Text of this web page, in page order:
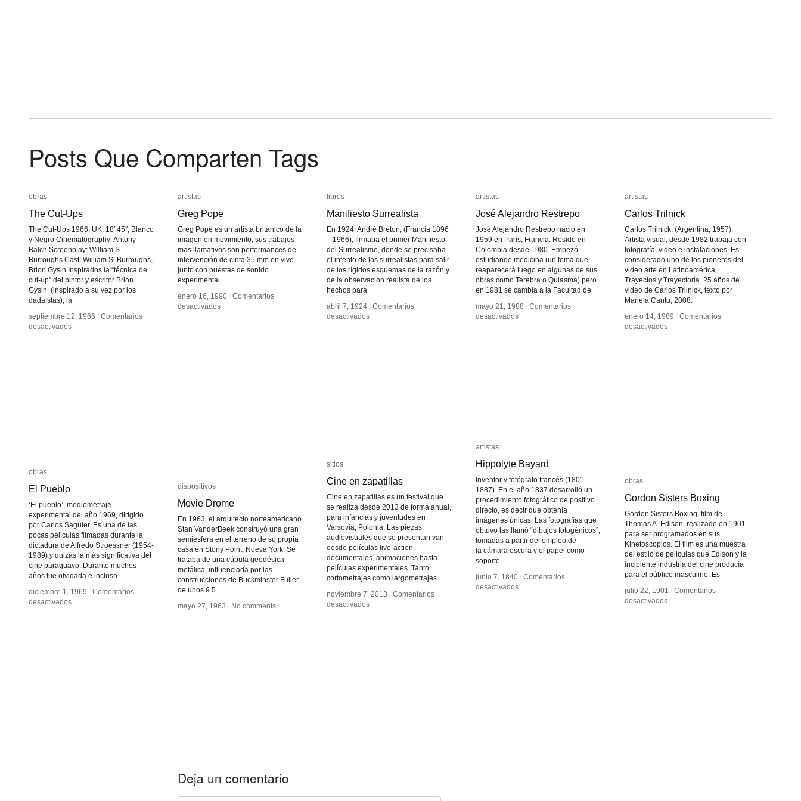
Posts Que Comparten Tags
obras
The Cut-Ups
The Cut-Ups 1966, UK, 18′ 45″, Blanco
y Negro Cinematography: Antony
Balch Screenplay: William S.
Burroughs Cast: William S. Burroughs,
Brion Gysin Inspirados la “técnica de
cut-up” del pintor y escritor Brion
Gysin (inspirado a su vez por los
dadaístas), la
septiembre 12, 1966 / Comentarios
desactivadosen
obras
The Cut-Ups
septiembre 12, 1966 / Comentarios
desactivadosen
artistas
Greg Pope
Greg Pope es un artista británico de la
imagen en movimiento, sus trabajos
mas llamativos son performances de
intervención de cinta 35 mm en vivo
junto con puestas de sonido
experimental.
enero 16, 1990 / Comentarios
desactivadosen
artistas
Greg Pope
enero 16, 1990 / Comentarios
desactivadosen
libros
Manifiesto Surrealista
En 1924, André Breton, (Francia 1896
– 1966), firmaba el primer Manifiesto
del Surrealismo, donde se precisaba
el intento de los surrealistas para salir
de los rígidos esquemas de la razón y
de la observación realista de los
hechos para
abril 7, 1924 / Comentarios
desactivadosen
libros
Manifiesto Surrealista
abril 7, 1924 / Comentarios
desactivadosen
artistas
José Alejandro Restrepo
José Alejandro Restrepo nació en
1959 en París, Francia. Reside en
Colombia desde 1980. Empezó
estudiando medicina (un tema que
reaparecerá luego en algunas de sus
obras como Terebra o Quiasma) pero
en 1981 se cambia a la Facultad de
mayo 21, 1988 / Comentarios
desactivadosen
artistas
José Alejandro Restrepo
mayo 21, 1988 / Comentarios
desactivadosen
artistas
Carlos Trilnick
Carlos Trilnick, (Argentina, 1957).
Artista visual, desde 1982 trabaja con
fotografía, video e instalaciones. Es
considerado uno de los pioneros del
video arte en Latinoamérica.
Trayectos y Trayectoria. 25 años de
video de Carlos Trilnick, texto por
Mariela Cantu, 2008:
enero 14, 1989 / Comentarios
desactivadosen
artistas
Carlos Trilnick
enero 14, 1989 / Comentarios
desactivadosen
artistas
Hippolyte Bayard
Inventor y fotógrafo francés (1801-
1887). En el año 1837 desarrolló un
procedimiento fotográfico de positivo
directo, es decir que obtenía
imágenes únicas. Las fotografías que
obtuvo las llamó “dibujos fotogénicos”,
tomadas a partir del empleo de
la cámara oscura y el papel como
soporte.
junio 7, 1840 / Comentarios
desactivadosen
artistas
Hippolyte Bayard
junio 7, 1840 / Comentarios
desactivadosen
sitios
Cine en zapatillas
Cine en zapatillas es un festival que
se realiza desde 2013 de forma anual,
para infancias y juventudes en
Varsovia, Polonia. Las piezas
audiovisuales que se presentan van
desde películas live-action,
documentales, animaciones hasta
películas experimentales. Tanto
cortometrajes como largometrajes.
noviembre 7, 2013 / Comentarios
desactivadosen
sitios
Cine en zapatillas
noviembre 7, 2013 / Comentarios
desactivadosen
obras
El Pueblo
‘El pueblo’, mediometraje
experimental del año 1969, dirigido
por Carlos Saguier. Es una de las
pocas películas filmadas durante la
dictadura de Alfredo Stroessner (1954-
1989) y quizás la más significativa del
cine paraguayo. Durante muchos
años fue olvidada e incluso
diciembre 1, 1969 / Comentarios
desactivadosen
obras
El Pueblo
diciembre 1, 1969 / Comentarios
desactivadosen
obras
Gordon Sisters Boxing
Gordon Sisters Boxing, film de
Thomas A. Edison, realizado en 1901
para ser programados en sus
Kinetoscopios. El film es una muestra
del estilo de películas que Edison y la
incipiente industria del cine producía
para el público masculino. Es
julio 22, 1901 / Comentarios
desactivadosen
obras
Gordon Sisters Boxing
julio 22, 1901 / Comentarios
desactivadosen
dispositivos
Movie Drome
En 1963, el arquitecto norteamericano
Stan VanderBeek construyó una gran
semiesfera en el terreno de su propia
casa en Stony Point, Nueva York. Se
trataba de una cúpula geodésica
metálica, influenciada por las
construcciones de Buckminster Fuller,
de unos 9.5
mayo 27, 1963 / No comments
dispositivos
Movie Drome
mayo 27, 1963 / No comments
Deja un comentario